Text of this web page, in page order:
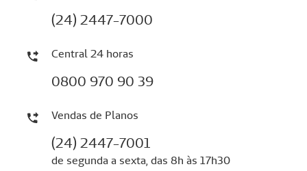
(24) 2447-7000
Central 24 horas
0800 970 90 39
Vendas de Planos
(24) 2447-7001
de segunda a sexta, das 8h às 17h30